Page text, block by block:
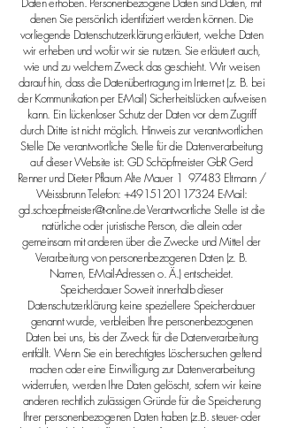
denen Sie persönlich identifiziert werden können. Die
vorliegende Datenschutzerklärung erläutert, welche Daten
wir erheben und wofür wir sie nutzen. Sie erläutert auch,
wie und zu welchem Zweck das geschieht. Wir weisen
darauf hin, dass die Datenübertragung im Internet (z. B. bei
der Kommunikation per E-Mail) Sicherheitslücken aufweisen
kann. Ein lückenloser Schutz der Daten vor dem Zugriff
durch Dritte ist nicht möglich. Hinweis zur verantwortlichen
Stelle Die verantwortliche Stelle für die Datenverarbeitung
auf dieser Website ist: GD Schöpfmeister GbR Gerd
Renner und Dieter Pflaum Alte Mauer 1 97483 Eltmann /
Weissbrunn Telefon: +4915120117324E-Mail:
gd.schoepfmeister@t-online.deVerantwortliche Stelle ist die
natürliche oder juristische Person, die allein oder
gemeinsam mit anderen über die Zwecke und Mittel der
Verarbeitung von personenbezogenen Daten (z. B.
Namen, E-Mail-Adressen o. Ä.) entscheidet.
Speicherdauer Soweit innerhalb dieser
Datenschutzerklärung keine speziellere Speicherdauer
genannt wurde, verbleiben Ihre personenbezogenen
Daten bei uns, bis der Zweck für die Datenverarbeitung
entfällt. Wenn Sie ein berechtigtes Löschersuchen geltend
machen oder eine Einwilligung zur Datenverarbeitung
widerrufen, werden Ihre Daten gelöscht, sofern wir keine
anderen rechtlich zulässigen Gründe für die Speicherung
Ihrer personenbezogenen Daten haben (z.B. steuer- oder